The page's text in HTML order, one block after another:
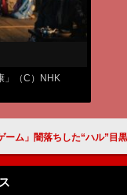
」（C）NHK
ル”目黒蓮の演技に注目が集まる 「３話までとはまるで別人」「目黒蓮